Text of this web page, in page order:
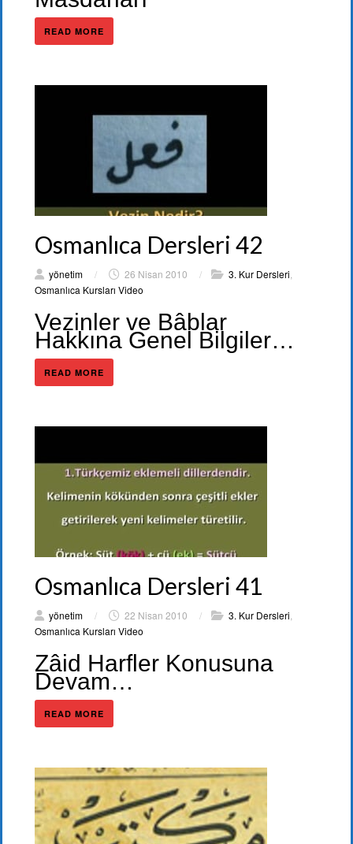
READ MORE
Osmanlıca Dersleri 42
yönetim / 26 Nisan 2010 / 3. Kur Dersleri
Osmanlıca Kursları Video
Vezinler ve Bâblar
Hakkına Genel Bilgiler…
READ MORE
Osmanlıca Dersleri 41
yönetim / 22 Nisan 2010 / 3. Kur Dersleri
Osmanlıca Kursları Video
Zâid Harfler Konusuna
Devam…
READ MORE